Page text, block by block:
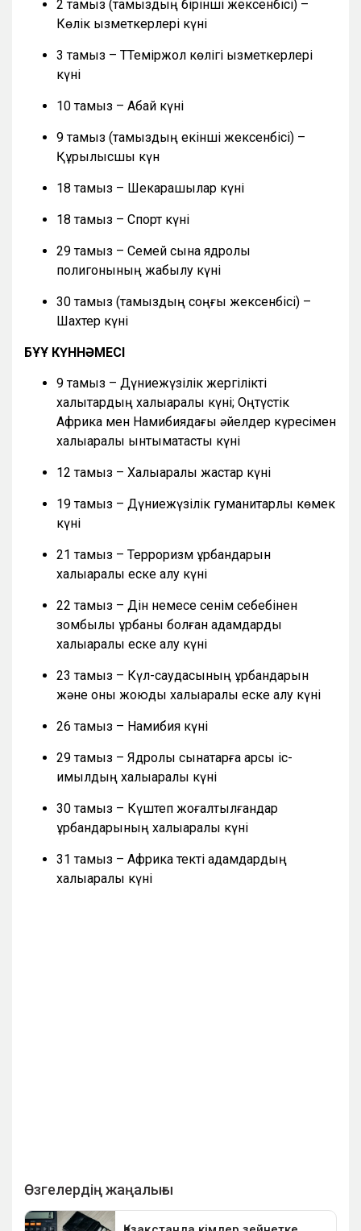
2 тамыз (тамыздың бірінші жексенбісі) –
Көлік қызметкерлері күні
3 тамыз – ТТеміржол көлігі қызметкерлері
күні
10 тамыз – Абай күні
9 тамыз (тамыздың екінші жексенбісі) –
Құрылысшы күн
18 тамыз – Шекарашылар күні
18 тамыз – Спорт күні
29 тамыз – Семей сынақ ядролық
полигонының жабылу күні
30 тамыз (тамыздың соңғы жексенбісі) –
Шахтер күні
БҰҰ КҮННӘМЕСІ
9 тамыз – Дүниежүзілік жергілікті
халықтардың халықаралық күні; Оңтүстік
Африка мен Намибиядағы әйелдер күресімен
халықаралық ынтымақтастық күні
12 тамыз – Халықаралық жастар күні
19 тамыз – Дүниежүзілік гуманитарлық көмек
күні
21 тамыз – Терроризм құрбандарын
халықаралық еске алу күні
22 тамыз – Дін немесе сенім себебінен
зомбылық құрбаны болған адамдарды
халықаралық еске алу күні
23 тамыз – Күл-саудасының құрбандарын
және оны жоюды халықаралық еске алу күні
26 тамыз – Намибия күні
29 тамыз – Ядролық сынақтарға қарсы іс-
қимылдың халықаралық күні
30 тамыз – Күштеп жоғалтылғандар
құрбандарының халықаралық күні
31 тамыз – Африка текті адамдардың
халықаралық күні